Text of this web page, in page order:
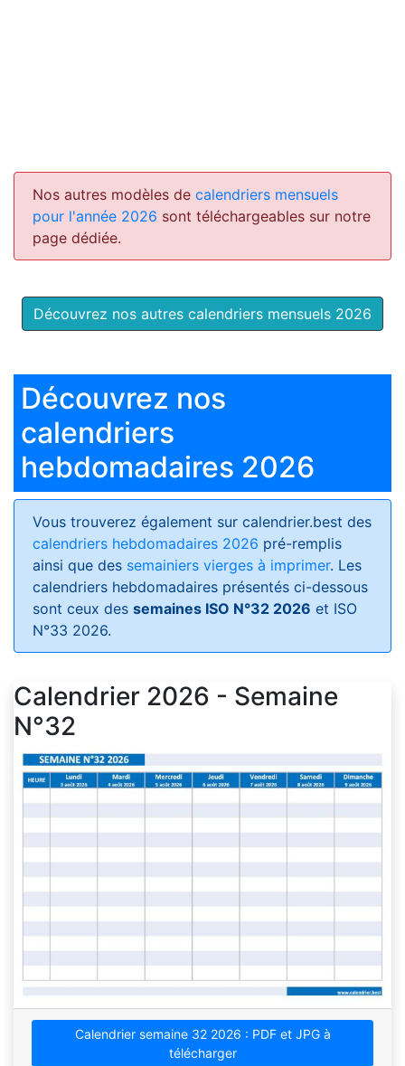
Nos autres modèles de calendriers mensuels
pour l'année 2026 sont téléchargeables sur notre
page dédiée.
Découvrez nos autres calendriers mensuels 2026
Découvrez nos
calendriers
hebdomadaires 2026
Vous trouverez également sur calendrier.best des
calendriers hebdomadaires 2026 pré-remplis
ainsi que des semainiers vierges à imprimer. Les
calendriers hebdomadaires présentés ci-dessous
sont ceux des semaines ISO N°32 2026 et ISO
N°33 2026.
Calendrier 2026 - Semaine
N°32
Calendrier semaine 32 2026 : PDF et JPG à
télécharger